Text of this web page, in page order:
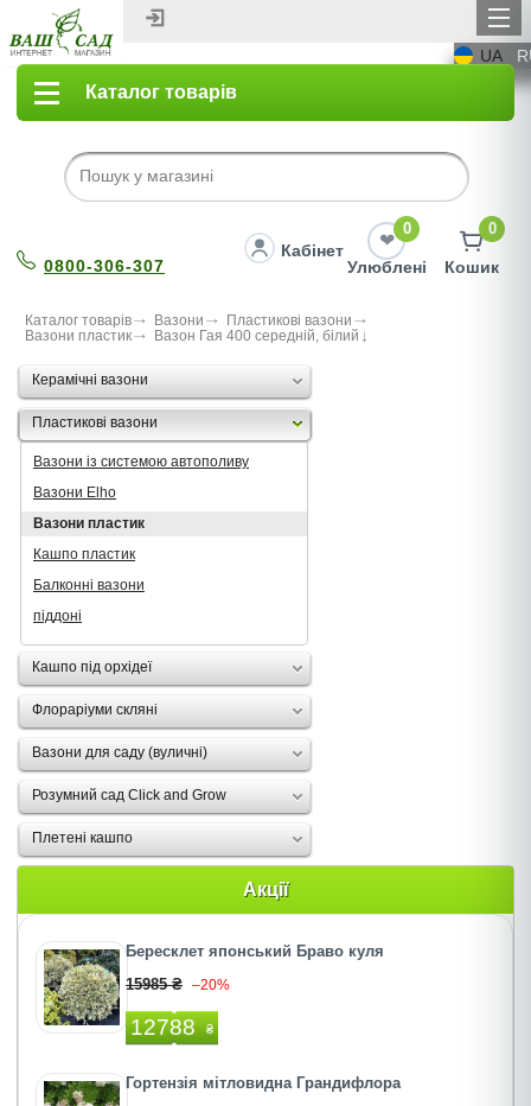
UA
Каталог товарів
0800-306-307
Кабінет
0
Улюблені
0
Кошик
Каталог товарів Вазони
Пластикові вазони
Вазони пластик
Вазон Гая 400 середній, білий
Керамічні вазони
Пластикові вазони
Вазони із системою автополиву
Вазони Elho
Вазони пластик
Кашпо пластик
Балконні вазони
піддоні
Кашпо під орхідеї
Флораріуми скляні
Вазони для саду (вуличні)
Розумний сад Click and Grow
Плетені кашпо
Акції
Бересклет японський Браво куля
15985 ₴ –20%
12788 ₴
Гортензія мітловидна Грандифлора